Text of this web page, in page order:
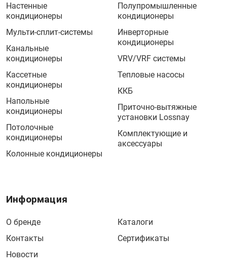
Настенные
кондиционеры
Мульти-сплит-системы
Канальные
кондиционеры
Кассетные
кондиционеры
Напольные
кондиционеры
Потолочные
кондиционеры
Колонные кондиционеры
Полупромышленные
кондиционеры
Инверторные
кондиционеры
VRV/VRF системы
Тепловые насосы
ККБ
Приточно-вытяжные
установки Lossnay
Комплектующие и
аксессуары
Информация
О бренде
Контакты
Новости
Каталоги
Сертификаты